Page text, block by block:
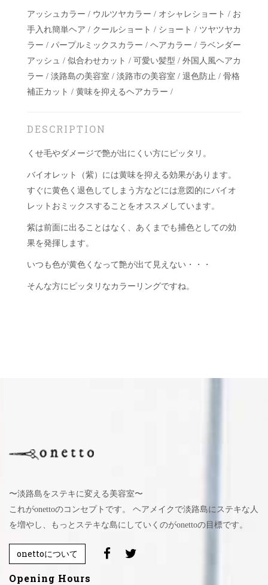
アッシュカラー / ウルツヤカラー / オシャレショート / お
手入れ簡単ヘア / クールショート / ショート / ツヤツヤカ
ラー / パープルミックスカラー / ヘアカラー / ラベンダー
アッシュ / 似合わせカット / 可愛い髪型 / 外国人風ヘアカ
ラー / 淡路島の美容室 / 淡路市の美容室 / 退色防止 / 骨格
補正カット / 黄味を抑えるヘアカラー /
DESCRIPTION
くせ毛やダメージで艶が出にくい方にピッタリ。
バイオレット（紫）には黄味を抑える効果があります。
すぐに黄色く退色してしまう方などには意図的にバイオ
レットおミックスすることをオススメしています。
紫は前面に出ることはなく、あくまでも捕色としての効
果を発揮します。
いつも色が黄色くなって艶が出て見えない・・・
そんな方にピッタリなカラーリングですね。
〜淡路島をステキに変える美容室〜
これがonettoのコンセプトです。 ヘアメイクで淡路島にステキな人
を増やし、もっとステキな島にしていくのがonettoの目標です。
onettoについて
Opening Hours